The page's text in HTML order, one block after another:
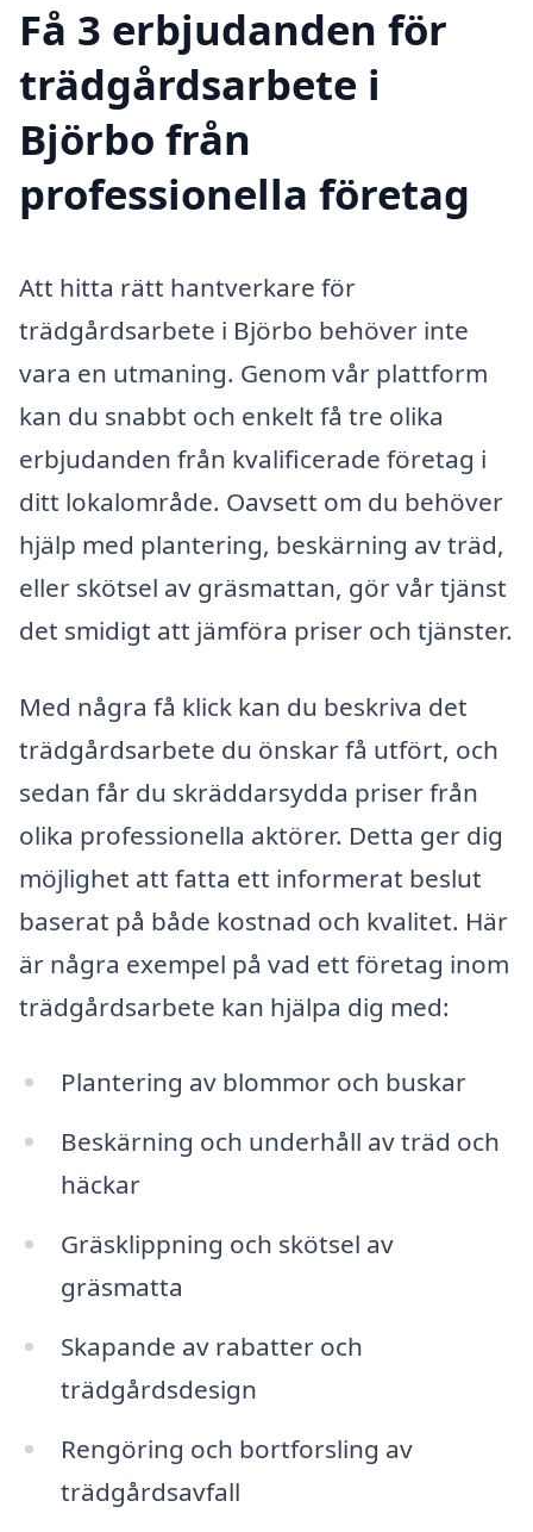
Få 3 erbjudanden för
trädgårdsarbete i
Björbo från
professionella företag
Att hitta rätt hantverkare för
trädgårdsarbete i Björbo behöver inte
vara en utmaning. Genom vår plattform
kan du snabbt och enkelt få tre olika
erbjudanden från kvalificerade företag i
ditt lokalområde. Oavsett om du behöver
hjälp med plantering, beskärning av träd,
eller skötsel av gräsmattan, gör vår tjänst
det smidigt att jämföra priser och tjänster.
Med några få klick kan du beskriva det
trädgårdsarbete du önskar få utfört, och
sedan får du skräddarsydda priser från
olika professionella aktörer. Detta ger dig
möjlighet att fatta ett informerat beslut
baserat på både kostnad och kvalitet. Här
är några exempel på vad ett företag inom
trädgårdsarbete kan hjälpa dig med:
Plantering av blommor och buskar
Beskärning och underhåll av träd och
häckar
Gräsklippning och skötsel av
gräsmatta
Skapande av rabatter och
trädgårdsdesign
Rengöring och bortforsling av
trädgårdsavfall